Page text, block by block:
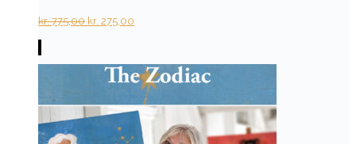
kr.775,00 Original
was:
kr. 775,00.
kr. 275,00
is:
kr. 275,00.